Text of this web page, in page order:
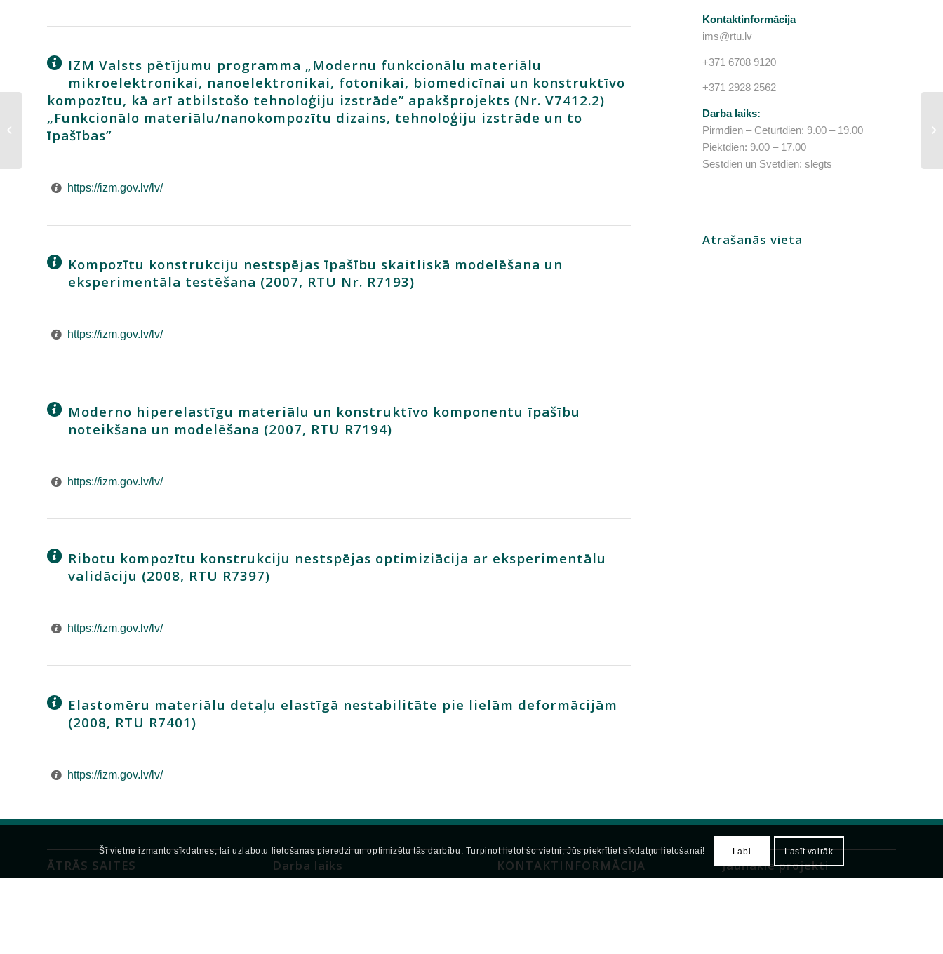
IZM Valsts pētījumu programma „Modernu funkcionālu materiālu
mikroelektronikai, nanoelektronikai, fotonikai, biomedicīnai un konstruktīvo
kompozītu, kā arī atbilstošo tehnoloģiju izstrāde” apakšprojekts (Nr. V7412.2)
„Funkcionālo materiālu/nanokompozītu dizains, tehnoloģiju izstrāde un to
īpašības”
https://izm.gov.lv/lv/
Kompozītu konstrukciju nestspējas īpašību skaitliskā modelēšana un
eksperimentāla testēšana (2007, RTU Nr. R7193)
https://izm.gov.lv/lv/
Moderno hiperelastīgu materiālu un konstruktīvo komponentu īpašību
noteikšana un modelēšana (2007, RTU R7194)
https://izm.gov.lv/lv/
Ribotu kompozītu konstrukciju nestspējas optimiziācija ar eksperimentālu
validāciju (2008, RTU R7397)
https://izm.gov.lv/lv/
Elastomēru materiālu detaļu elastīgā nestabilitāte pie lielām deformācijām
(2008, RTU R7401)
https://izm.gov.lv/lv/
Kontaktinformācija
ims@rtu.lv
+371 6708 9120
+371 2928 2562
Darba laiks:
Pirmdien – Ceturtdien: 9.00 – 19.00
Piektdien: 9.00 – 17.00
Sestdien un Svētdien: slēgts
Atrašanās vieta
ĀTRĀS SAITES Darba laiks KONTAKTINFORMĀCIJA Jaunākie projekti
ERA-NET
Šī vietne izmanto sīkdatnes, lai uzlabotu lietošanas pieredzi un optimizētu tās darbību. Turpinot lietot šo vietni, Jūs piekrītiet sīkdatņu lietošanai! Labi Lasīt vairāk